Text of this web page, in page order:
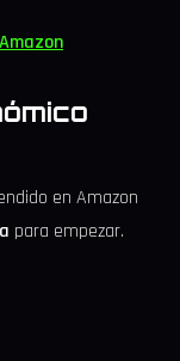
en Amazon
para empezar.